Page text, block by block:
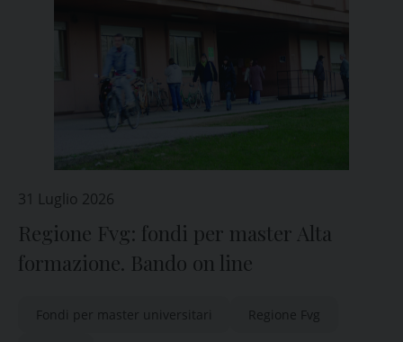
31 Luglio 2026
Regione Fvg: fondi per master Alta
formazione. Bando on line
Fondi per master universitari Regione Fvg